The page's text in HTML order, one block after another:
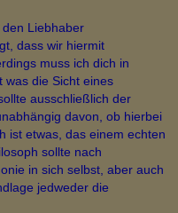
Liebhaber
dass wir hiermit
muss ich dich in
was die Sicht eines
ausschließlich der
davon, ob hierbei
ist etwas, das einem echten
sollte nach
in sich selbst, aber auch
jedweder die